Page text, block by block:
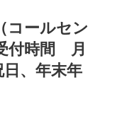
コールセン
付時間 月
、年末年